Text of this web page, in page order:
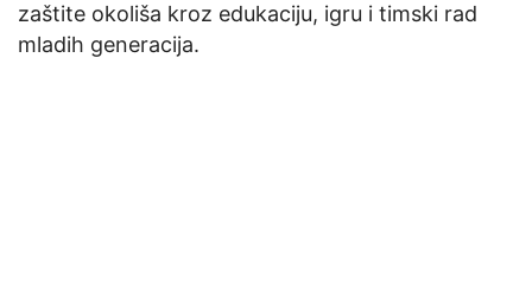
zaštite okoliša kroz edukaciju, igru i timski rad
mladih generacija.